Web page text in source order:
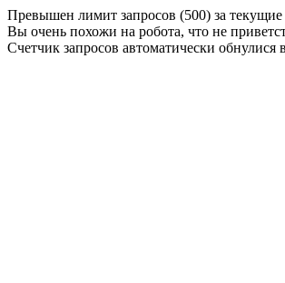
Превышен лимит запросов (500) за текущие
Вы очень похожи на робота, что не
Счетчик запросов автоматически